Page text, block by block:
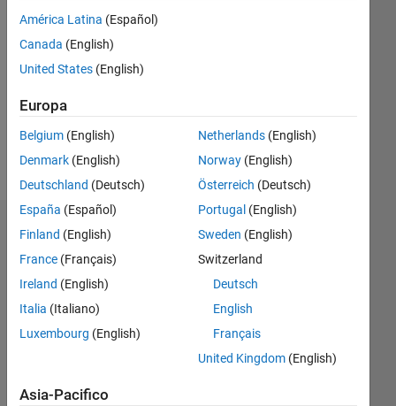
Followers:
Follow
Dashboard
All M…
C…
América Latina (Español)
Canada (English)
United States (English)
Europa
Belgium (English)
Denmark (English)
Deutschland (Deutsch)
España (Español)
Finland (English)
France (Français)
Ireland (English)
Italia (Italiano)
Luxembourg (English)
Netherlands(English)
Norway(English)
Österreich (Deutsch)
Portugal (English)
Sweden (English)
Switzerland
Deutsch
English
Français
United Kingdom(English)
Asia-Pacifico